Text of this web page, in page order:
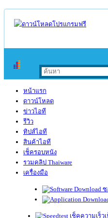
หน้าแรก
ดาวน์โหลด
ข่าวไอที
รีวิว
ทิปส์ไอที
สินค้าไอที
เช็ครอบหนัง
รวมคลิป Thaiware
เครื่องมือ
ซ
เช็คความเร็ว